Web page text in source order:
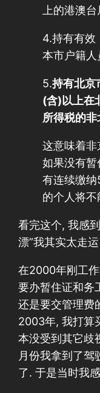
上的港澳
4.持有有效
本市户籍人
5.持有北京
(含)以上在
所得税的非
这意味着非
如果没有
有连续缴
的个人将不
看完这个, 我感
漂”我其实太走
在2000年刚工
要办暂住证和务
还是要交管理费
2003年, 我打算
本没受到其它歧
月份我拿到了
了. 于是当时我